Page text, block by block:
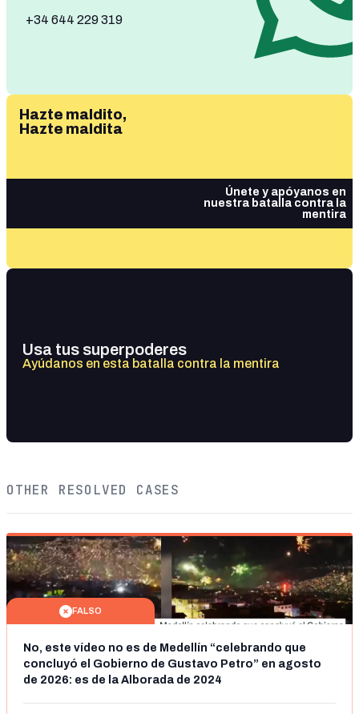
+34 644 229 319
Hazte maldito,
Hazte maldita
Únete y apóyanos en
nuestra batalla contra la
mentira
Usa tus superpoderes
Ayúdanos en esta batalla contra la mentira
OTHER RESOLVED CASES
FALSO
No, este vídeo no es de Medellín “celebrando que
concluyó el Gobierno de Gustavo Petro” en agosto
de 2026: es de la Alborada de 2024